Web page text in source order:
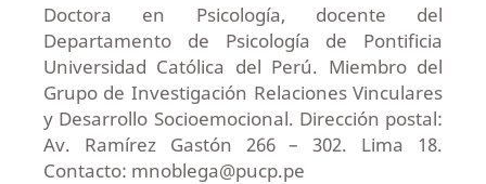
Doctora en Psicología, docente del
Departamento de Psicología de Pontificia
Universidad Católica del Perú. Miembro del
Grupo de Investigación Relaciones Vinculares
y Desarrollo Socioemocional. Dirección postal:
Av. Ramírez Gastón 266 – 302. Lima 18.
Contacto: mnoblega@pucp.pe